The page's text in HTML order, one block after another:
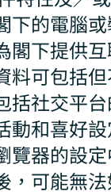
下的電腦
閣下提供
料可包括
括社交平
動和喜好
覽器的設
，可能無